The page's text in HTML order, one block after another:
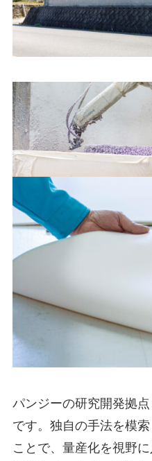
パンジーの研究開発拠
です。独自の手法を模
ことで、量産化を視野